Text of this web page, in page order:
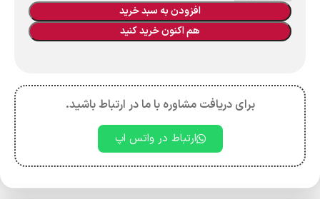
افزودن به سبد خرید
هم اکنون خرید کنید
برای دریافت مشاوره با ما در ارتباط باشید.
ارتباط در واتس اپ